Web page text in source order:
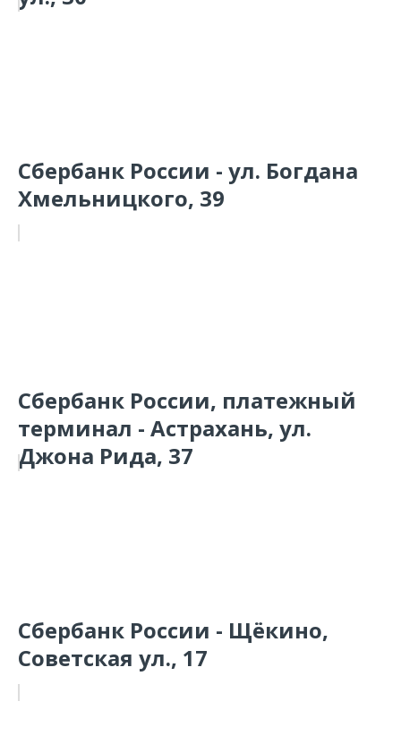
Сбербанк России - ул. Богдана
Хмельницкого, 39
Сбербанк России, платежный
терминал - Астрахань, ул.
Джона Рида, 37
Сбербанк России - Щёкино,
Советская ул., 17